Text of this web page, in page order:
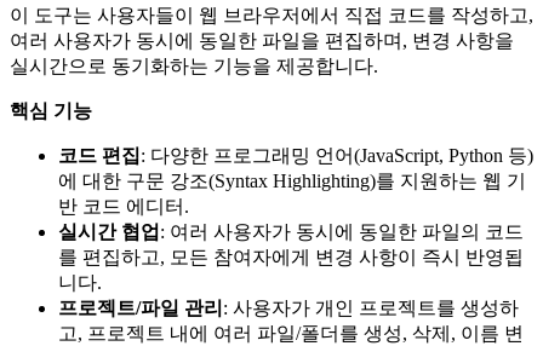
이 도구는 사용자들이 웹 브라우저에서 직접 코드를 작성하고,
여러 사용자가 동시에 동일한 파일을 편집하며, 변경 사항을
실시간으로 동기화하는 기능을 제공합니다.
핵심 기능
코드 편집: 다양한 프로그래밍 언어(JavaScript, Python 등)
에 대한 구문 강조(Syntax Highlighting)를 지원하는 웹 기
반 코드 에디터.
실시간 협업 : 여러 사용자가 동시에 동일한 파일의 코드
를 편집하고, 모든 참여자에게 변경 사항이 즉시 반영됩
니다.
프로젝트/파일 관리 : 사용자가 개인 프로젝트를 생성하
고, 프로젝트 내에 여러 파일/폴더를 생성, 삭제, 이름 변